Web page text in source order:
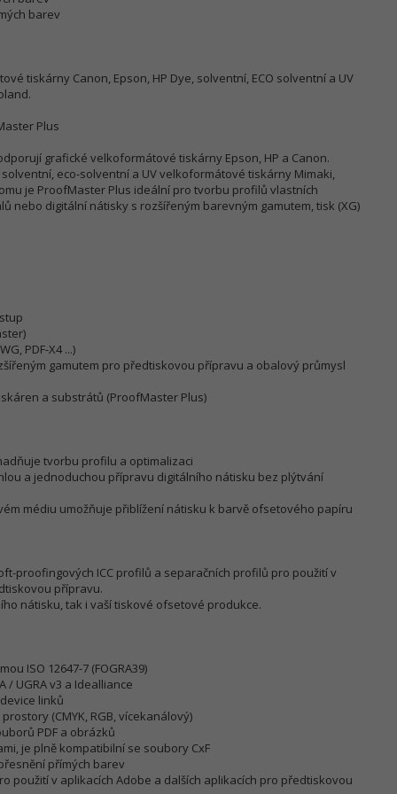
barev
tiskárny Canon, Epson, HP Dye, solventní, ECO solventní a UV
Plus
grafické velkoformátové tiskárny Epson, HP a Canon.
eco-solventní a UV velkoformátové tiskárny Mimaki,
je ProofMaster Plus ideální pro tvorbu profilů vlastních
nebo digitální nátisky s rozšířeným barevným gamutem, tisk (XG)
PDF-X4 ...)
gamutem pro předtiskovou přípravu a obalový průmysl
a substrátů (ProofMaster Plus)
tvorbu profilu a optimalizaci
a jednoduchou přípravu digitálního nátisku bez plýtvání
médiu umožňuje přiblížení nátisku k barvě ofsetového papíru
proofingových ICC profilů a separačních profilů pro použití v
přípravu.
nátisku, tak i vaší tiskové ofsetové produkce.
ISO 12647-7 (FOGRA39)
/ UGRA v3 a Idealliance
linků
(CMYK, RGB, vícekanálový)
PDF a obrázků
je plně kompatibilní se soubory CxF
přímých barev
použití v aplikacích Adobe a dalších aplikacích pro předtiskovou